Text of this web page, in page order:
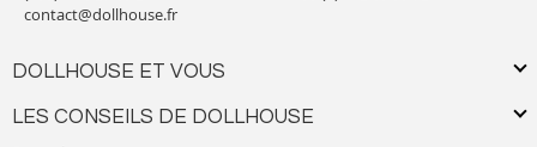
contact@dollhouse.fr
DOLLHOUSE ET VOUS
LES CONSEILS DE DOLLHOUSE